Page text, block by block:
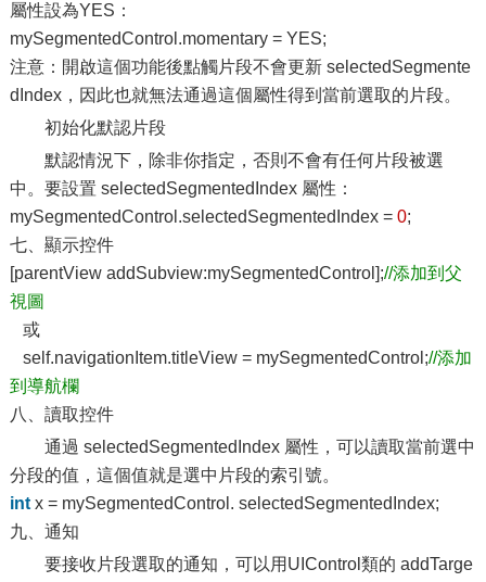
屬性設為YES：
mySegmentedControl.momentary = YES;
注意：開啟這個功能後點觸片段不會更新 selectedSegmente
dIndex，因此也就無法通過這個屬性得到當前選取的片段。
初始化默認片段
默認情況下，除非你指定，否則不會有任何片段被選
中。要設置 selectedSegmentedIndex 屬性：
mySegmentedControl.selectedSegmentedIndex = 0;
七、顯示控件
[parentView addSubview:mySegmentedControl];//添加到父
視圖
或
self.navigationItem.titleView = mySegmentedControl;//添加
到導航欄
八、讀取控件
通過 selectedSegmentedIndex 屬性，可以讀取當前選中
分段的值，這個值就是選中片段的索引號。
intx = mySegmentedControl. selectedSegmentedIndex;
九、通知
要接收片段選取的通知，可以用UIControl類的 addTarge